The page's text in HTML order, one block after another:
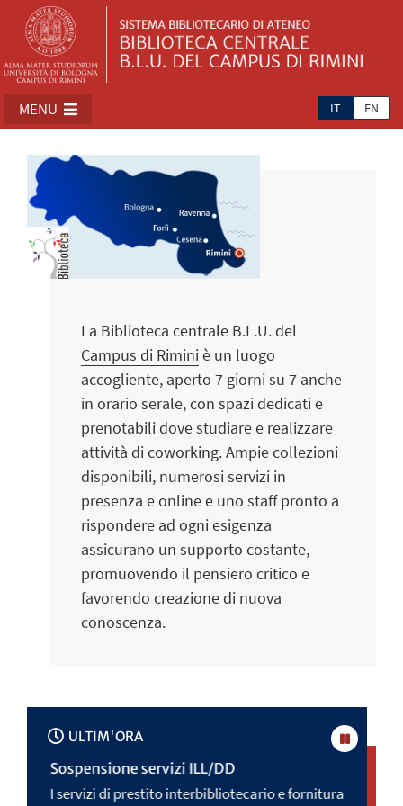
IT EN
MENU
La Biblioteca centrale B.L.U. del
Campus di Riminiè un luogo
accogliente, aperto 7 giorni su 7 anche
in orario serale, con spazi dedicati e
prenotabili dove studiare e realizzare
attività di coworking. Ampie collezioni
disponibili, numerosi servizi in
presenza e online e uno staff pronto a
rispondere ad ogni esigenza
assicurano un supporto costante,
promuovendo il pensiero critico e
favorendo creazione di nuova
conoscenza.
ULTIM'ORA
Sospensione servizi ILL/DD
I servizi di prestito interbibliotecario e fornitura